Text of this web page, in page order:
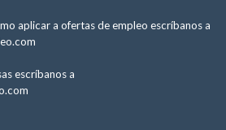
aplicar a ofertas de empleo escríbanos a
escríbanos a